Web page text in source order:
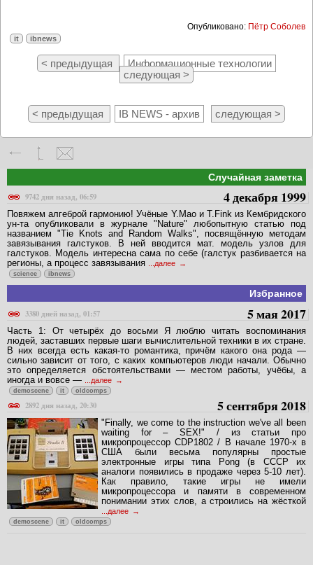
Опубликовано: Пётр Соболев
it ibnews
< предыдущая
Информационные технологии
следующая >
< предыдущая IB NEWS - архив следующая >
Случайная заметка
9742 дня назад, 06:59
4 декабря 1999
Повяжем алгеброй гармонию! Учёные Y.Mao и T.Fink из Кембридского
ун-та опубликовали в журнале "Nature" любопытную статью под
названием "Tie Knots and Random Walks", посвящённую методам
завязывания галстуков. В ней вводится мат. модель узлов для
галстуков. Модель интересна сама по себе (галстук разбивается на
регионы, а процесс завязывания
...далее
science ibnews
Избранное
3380 дней назад, 01:57
5 мая 2017
Часть 1: От четырёх до восьми Я люблю читать воспоминания
людей, заставших первые шаги вычислительной техники в их стране.
В них всегда есть какая-то романтика, причём какого она рода —
сильно зависит от того, с каких компьютеров люди начали. Обычно
это определяется обстоятельствами — местом работы, учёбы, а
иногда и вовсе —
...далее
demoscene it oldcomps
2892 дня назад, 20:30 5 сентября 2018
"Finally, we come to the instruction we've all been
waiting for – SEX!" / из статьи про
микропроцессор CDP1802 / В начале 1970-х в
США были весьма популярны простые
электронные игры типа Pong (в СССР их
аналоги появились в продаже через 5-10 лет).
Как правило, такие игры не имели
микропроцессора и памяти в современном
понимании этих слов, а строились на жёсткой
...далее
demoscene it oldcomps